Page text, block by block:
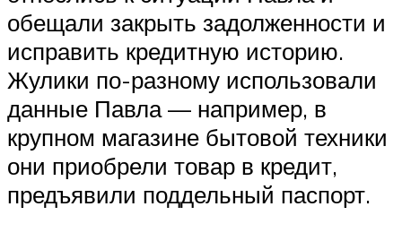
обещали закрыть задолженности и
исправить кредитную историю.
Жулики по-разному использовали
данные Павла — например, в
крупном магазине бытовой техники
они приобрели товар в кредит,
предъявили поддельный паспорт.